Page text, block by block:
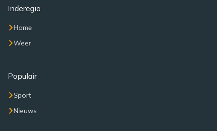
Inderegio
Home
Weer
Populair
Sport
Nieuws